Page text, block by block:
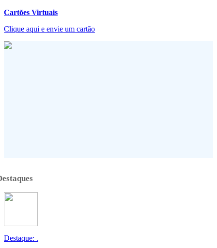
Cartões Virtuais
Clique aqui e envie um cartão
Destaque: .